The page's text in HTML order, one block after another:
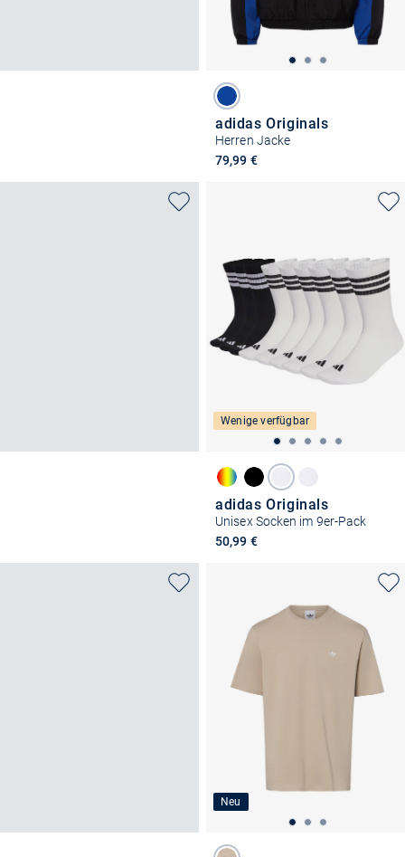
adidas Originals
Herren Jacke
79,99 €
Wenige verfügbar
adidas Originals
Unisex Socken im 9er-Pack
50,99 €
Neu